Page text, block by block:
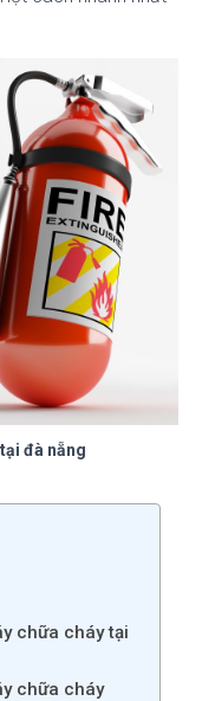
đà nẵng
chữa cháy tại
chữa cháy